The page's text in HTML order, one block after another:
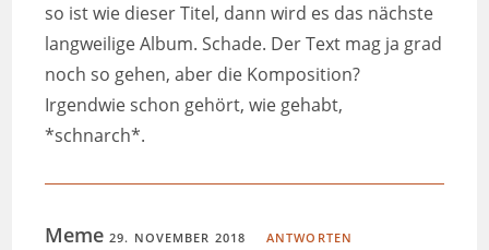
so ist wie dieser Titel, dann wird es das nächste
langweilige Album. Schade. Der Text mag ja grad
noch so gehen, aber die Komposition?
Irgendwie schon gehört, wie gehabt,
*schnarch*.
Meme29. NOVEMBER 2018 ANTWORTEN